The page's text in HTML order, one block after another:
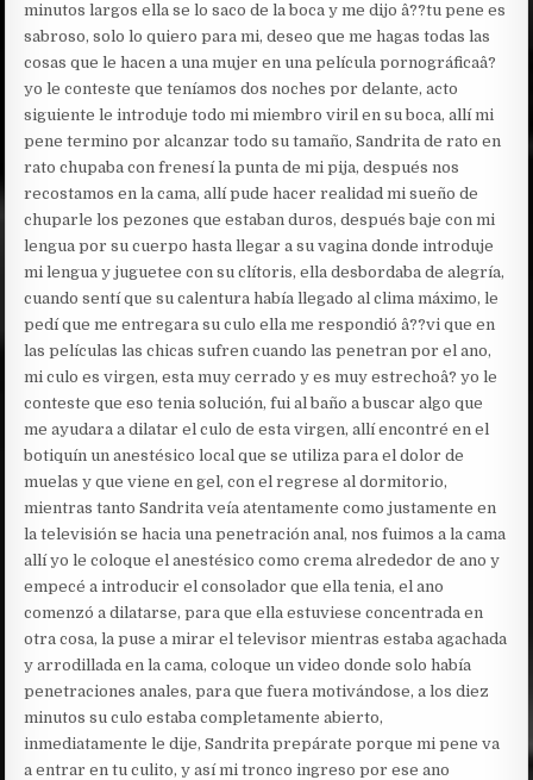
minutos largos ella se lo saco de la boca y me dijo â??tu pene es
sabroso, solo lo quiero para mi, deseo que me hagas todas las
cosas que le hacen a una mujer en una película pornográficaâ?
yo le conteste que teníamos dos noches por delante, acto
siguiente le introduje todo mi miembro viril en su boca, allí mi
pene termino por alcanzar todo su tamaño, Sandrita de rato en
rato chupaba con frenesí la punta de mi pija, después nos
recostamos en la cama, allí pude hacer realidad mi sueño de
chuparle los pezones que estaban duros, después baje con mi
lengua por su cuerpo hasta llegar a su vagina donde introduje
mi lengua y juguetee con su clítoris, ella desbordaba de alegría,
cuando sentí que su calentura había llegado al clima máximo, le
pedí que me entregara su culo ella me respondió â??vi que en
las películas las chicas sufren cuando las penetran por el ano,
mi culo es virgen, esta muy cerrado y es muy estrechoâ? yo le
conteste que eso tenia solución, fui al baño a buscar algo que
me ayudara a dilatar el culo de esta virgen, allí encontré en el
botiquín un anestésico local que se utiliza para el dolor de
muelas y que viene en gel, con el regrese al dormitorio,
mientras tanto Sandrita veía atentamente como justamente en
la televisión se hacia una penetración anal, nos fuimos a la cama
allí yo le coloque el anestésico como crema alrededor de ano y
empecé a introducir el consolador que ella tenia, el ano
comenzó a dilatarse, para que ella estuviese concentrada en
otra cosa, la puse a mirar el televisor mientras estaba agachada
y arrodillada en la cama, coloque un video donde solo había
penetraciones anales, para que fuera motivándose, a los diez
minutos su culo estaba completamente abierto,
inmediatamente le dije, Sandrita prepárate porque mi pene va
a entrar en tu culito, y así mi tronco ingreso por ese ano